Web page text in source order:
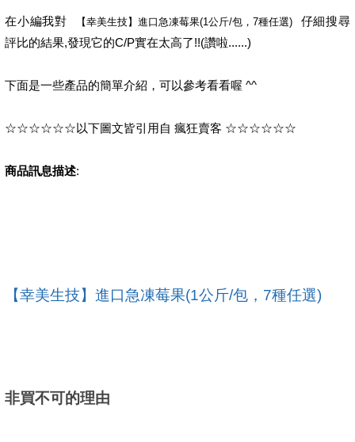
在小編我對
仔細搜尋
評比的結果,發現它的C/P實在太高了!!(讚啦......)
下面是一些產品的簡單介紹，可以參考看看喔 ^^
☆☆☆☆☆☆以下圖文皆引用自 瘋狂賣客 ☆☆☆☆☆☆
商品訊息描述:
【幸美生技】進口急凍莓果(1公斤/包，7種任選)
非買不可的理由